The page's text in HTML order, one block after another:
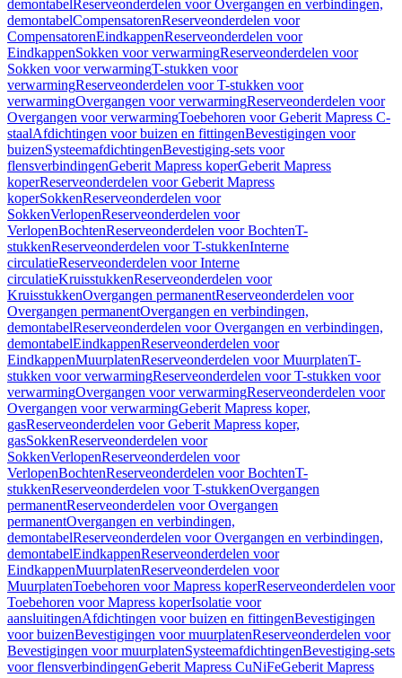
demontabelReserveonderdelen voor Overgangen en verbindingen,
demontabelCompensatorenReserveonderdelen voor
CompensatorenEindkappenReserveonderdelen voor
EindkappenSokken voor verwarmingReserveonderdelen voor
Sokken voor verwarmingT-stukken voor
verwarmingReserveonderdelen voor T-stukken voor
verwarmingOvergangen voor verwarmingReserveonderdelen voor
Overgangen voor verwarmingToebehoren voor Geberit Mapress C-
staalAfdichtingen voor buizen en fittingenBevestigingen voor
buizenSysteemafdichtingenBevestiging-sets voor
flensverbindingenGeberit Mapress koperGeberit Mapress
koperReserveonderdelen voor Geberit Mapress
koperSokkenReserveonderdelen voor
SokkenVerlopenReserveonderdelen voor
VerlopenBochtenReserveonderdelen voor BochtenT-
stukkenReserveonderdelen voor T-stukkenInterne
circulatieReserveonderdelen voor Interne
circulatieKruisstukkenReserveonderdelen voor
KruisstukkenOvergangen permanentReserveonderdelen voor
Overgangen permanentOvergangen en verbindingen,
demontabelReserveonderdelen voor Overgangen en verbindingen,
demontabelEindkappenReserveonderdelen voor
EindkappenMuurplatenReserveonderdelen voor MuurplatenT-
stukken voor verwarmingReserveonderdelen voor T-stukken voor
verwarmingOvergangen voor verwarmingReserveonderdelen voor
Overgangen voor verwarmingGeberit Mapress koper,
gasReserveonderdelen voor Geberit Mapress koper,
gasSokkenReserveonderdelen voor
SokkenVerlopenReserveonderdelen voor
VerlopenBochtenReserveonderdelen voor BochtenT-
stukkenReserveonderdelen voor T-stukkenOvergangen
permanentReserveonderdelen voor Overgangen
permanentOvergangen en verbindingen,
demontabelReserveonderdelen voor Overgangen en verbindingen,
demontabelEindkappenReserveonderdelen voor
EindkappenMuurplatenReserveonderdelen voor
MuurplatenToebehoren voor Mapress koperReserveonderdelen voor
Toebehoren voor Mapress koperIsolatie voor
aansluitingenAfdichtingen voor buizen en fittingenBevestigingen
voor buizenBevestigingen voor muurplatenReserveonderdelen voor
Bevestigingen voor muurplatenSysteemafdichtingenBevestiging-sets
voor flensverbindingenGeberit Mapress CuNiFeGeberit Mapress